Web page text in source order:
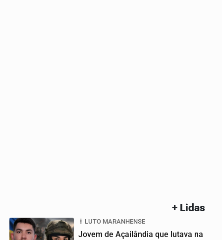
+ Lidas
LUTO MARANHENSE
Jovem de Açailândia que lutava na